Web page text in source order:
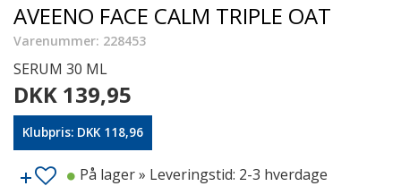
AVEENO FACE CALM TRIPLE OAT
Varenummer: 228453
SERUM 30 ML
DKK 139,95
Klubpris: DKK 118,96
På lager» Leveringstid: 2-3 hverdage